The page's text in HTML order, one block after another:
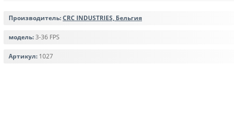
Производитель:CRC INDUSTRIES, Бельгия
модель:3-36 FPS
Артикул: 1027